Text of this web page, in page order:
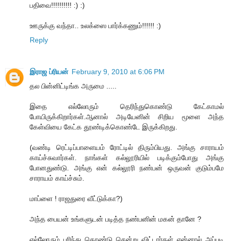
பதிவை!!!!!!!!!! :) :)
ஊருக்கு வந்தா.. உலக்ஸை பார்க்கணும்!!!!!! :)
Reply
இராஜ ப்ரியன் February 9, 2010 at 6:06 PM
தல பின்னிட்டிங்க அருமை .....
இதை எல்லோரும் தெரிந்துகொண்டு கேட்காமல்
போயிருக்கிறார்கள்.ஆனால் அடியேனின் சிறிய மூளை அந்த
கேள்வியை கேட்க தூண்டிக்கொண்டே இருக்கிறது.
(வண்டி ரெட்டிப்பாளையம் ரோட்டில் திரும்பியது. அங்கு சாராயம்
காய்ச்சுவார்கள். நாங்கள் கல்லூரியில் படிக்கும்போது அங்கு
போனதுண்டு. அங்கு என் கல்லூரி நண்பன் ஒருவன் குடும்பமே
சாராயம் காய்ச்சும்.
மாப்ளை ! ராஜதுரை வீட்டுக்கா?)
அந்த பையன் உங்களுடன் படித்த நண்பனின் மகன் தானே ?
எல்லோரும் புரிந்து கொண்டு சென்று விட்டார்கள் என்னால் அப்படி